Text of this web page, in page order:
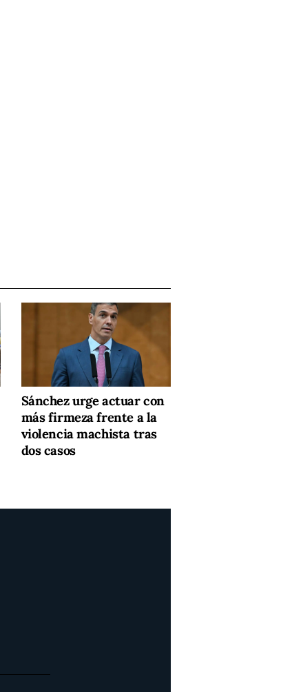
Sánchez urge actuar con
más firmeza frente a la
violencia machista tras
dos casos